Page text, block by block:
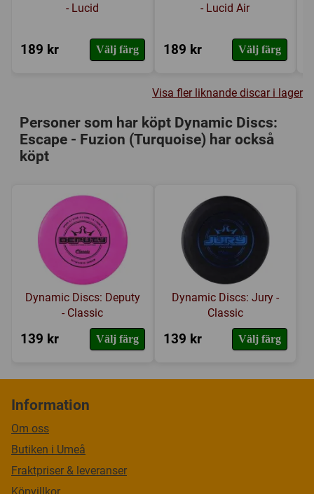
- Lucid
189 kr Välj färg
- Lucid Air
189 kr Välj färg
Visa fler liknande discar i lager
Personer som har köpt Dynamic Discs:
Escape - Fuzion (Turquoise) har också
köpt
Dynamic Discs: Deputy
- Classic
139 kr Välj färg
Dynamic Discs: Jury -
Classic
139 kr Välj färg
Information
Om oss
Butiken i Umeå
Fraktpriser & leveranser
Köpvillkor